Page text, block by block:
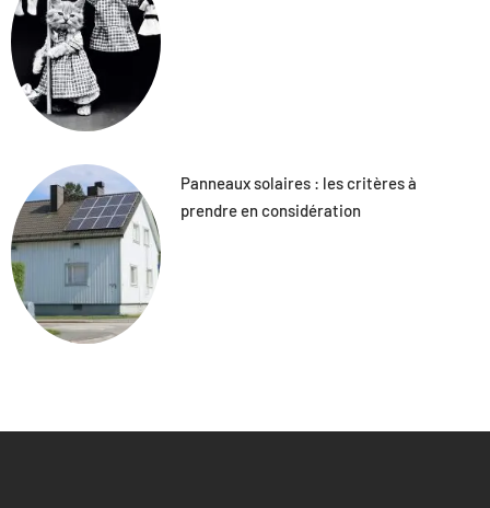
Panneaux solaires : les critères à
prendre en considération